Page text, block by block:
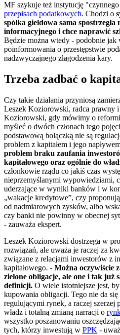
MF szykuje też instytucję
przepisach podatkowych. Chodzi o
spółka giełdowa sama
informacyjnego i chce naprawić
Będzie można wtedy - podobnie
poinformowania o przestępstwie
nadzwyczajnego złagodzenia kary.
Trzeba zadbać o
Czy takie działania przyniosą
Leszek Koziorowski, radca prawny
Koziorowski, gdy mówimy o
myśleć o dwóch członach tego
podstawową bolączką nie są
problem z kapitałem i jego
problem braku zaufania
kapitałowego oraz ogólnie do
członkowie rządu co jakiś czas
nieprzemyślanymi wypowiedziami,
uderzające w wyniki banków i w
„wakacje kredytowe”, czy
od nadmiarowych zysków, albo
czy banki nie powinny w obecnej
- zauważa ekspert.
Leszek Koziorowski dostrzega w
rozwiązań, ale uważa je raczej za
związane z relacjami inwestorów z
kapitałowego. - Można oczywiście
zielone obligacje, ale one i tak już
definicji. O wiele istotniejsze jest,
kupowania obligacji. Tego nie da
regulującymi rynek, a raczej szerzej
władz i totalną zmianą narracji o
wszystko poszanowaniu
tych, którzy inwestują w PPK -